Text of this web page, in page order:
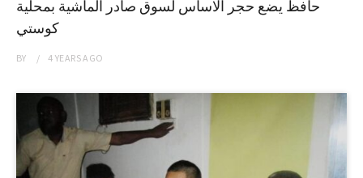
حافظ يضع حجر الاساس لسوق صادر الماشية بمحلية
كوستي
BY 4 YEARSAGO